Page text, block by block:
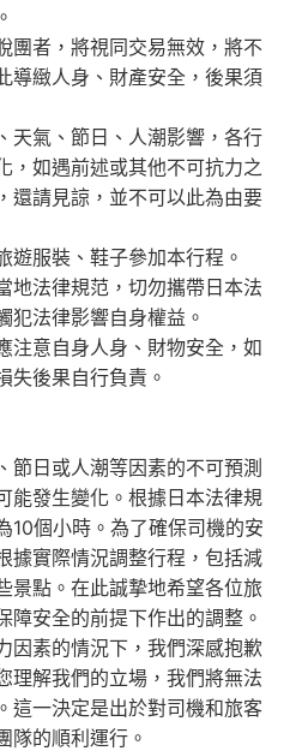
團者，將視同交易無效，將不
導緻人身、財產安全，後果須
天氣、節日、人潮影響，各行
，如遇前述或其他不可抗力之
還請見諒，並不可以此為由要
遊服裝、鞋子參加本行程。
地法律規范，切勿攜帶日本法
犯法律影響自身權益。
注意自身人身、財物安全，如
失後果自行負責。
節日或人潮等因素的不可預測
能發生變化。根據日本法律規
10個小時。為了確保司機的安
據實際情況調整行程，包括減
景點。在此誠摯地希望各位旅
障安全的前提下作出的調整。
因素的情況下，我們深感抱歉
理解我們的立場，我們將無法
這一決定是出於對司機和旅客
隊的順利運行。